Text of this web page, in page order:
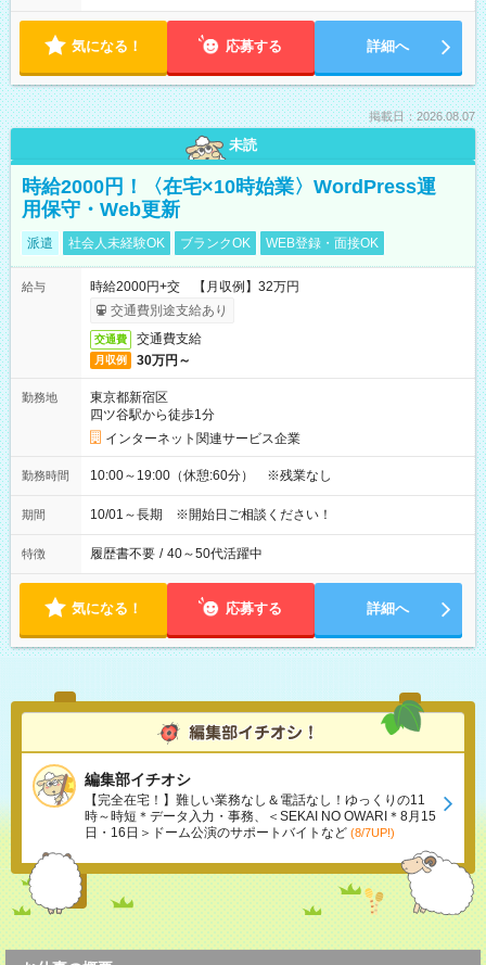
気になる！ 応募する 詳細へ
掲載日：2026.08.07
未読
時給2000円！〈在宅×10時始業〉WordPress運
用保守・Web更新
派遣 社会人未経験OK ブランクOK WEB登録・面接OK
給与
時給2000円+交 【月収例】32万円
交通費別途支給あり
交通費 交通費支給
月収例 30万円～
勤務地
東京都新宿区
四ツ谷駅から徒歩1分
インターネット関連サービス企業
勤務時間 10:00～19:00（休憩:60分） ※残業なし
期間 10/01～長期 ※開始日ご相談ください！
特徴 履歴書不要 / 40～50代活躍中
気になる！ 応募する 詳細へ
編集部イチオシ
【完全在宅！】難しい業務なし＆電話なし！ゆっくりの11
時～時短＊データ入力・事務、＜SEKAI NO OWARI＊8月15
日・16日＞ドーム公演のサポートバイトなど (8/7UP!)